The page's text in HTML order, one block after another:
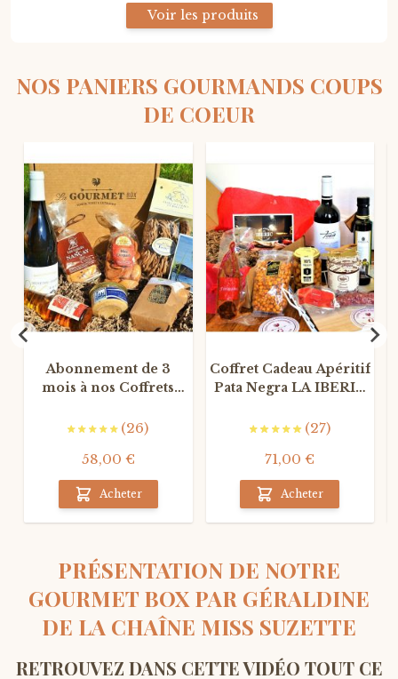
Voir les produits
NOS PANIERS GOURMANDS COUPS
DE COEUR
ABONNEMENT
Abonnement de 3
mois à nos Coffrets
(26)
58,00 €
Acheter
T
N
Coffret Cadeau Apéritif
Pata Negra LA IBERIC
(27)
71,00 €
Acheter
PRÉSENTATION DE NOTRE
GOURMET BOX PAR GÉRALDINE
DE LA CHAÎNE MISS SUZETTE
RETROUVEZ DANS CETTE VIDÉO TOUT CE